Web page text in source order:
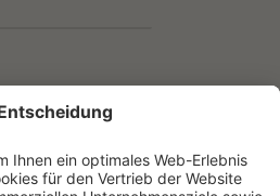
der Daten befinden sich in der